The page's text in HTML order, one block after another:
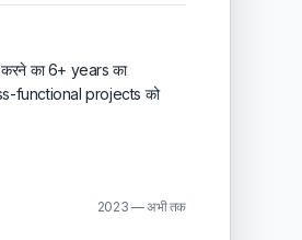
का 6+ years का
functional projects को
2023 — अभी तक